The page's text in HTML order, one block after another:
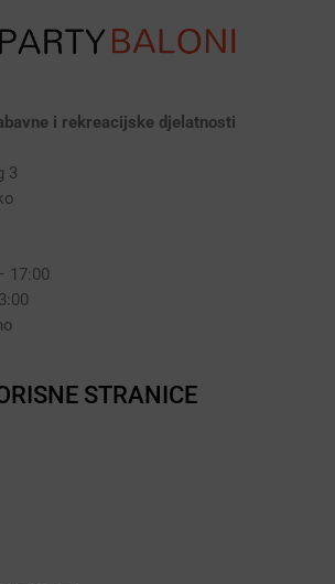
i rekreacijske djelatnosti
3
17:00
STRANICE